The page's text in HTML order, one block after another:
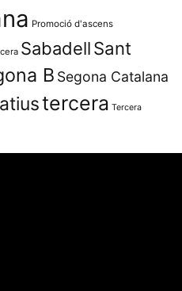
Promoció d'ascens
SabadellSant
B Segona Catalana
tercera Tercera